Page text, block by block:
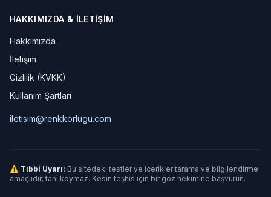
HAKKIMIZDA & İLETIŞIM
Hakkımızda
İletişim
Gizlilik (KVKK)
Kullanım Şartları
iletisim@renkkorlugu.com
⚠ Tıbbi Uyarı: Bu sitedeki testler ve içerikler tarama ve bilgilendirme
amaçlıdır; tanı koymaz. Kesin teşhis için bir göz hekimine başvurun.